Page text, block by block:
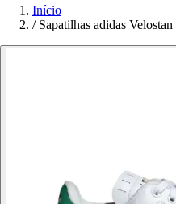
Início
/ Sapatilhas adidas Velostan